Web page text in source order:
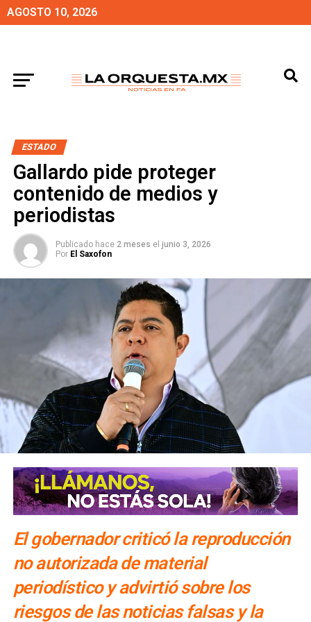
AGOSTO 10, 2026
ESTADO
Gallardo pide proteger
contenido de medios y
periodistas
Publicado hace 2 meses el junio 3, 2026
Por El Saxofon
El gobernador criticó la reproducción
no autorizada de material
periodístico y advirtió sobre los
riesgos de las noticias falsas y la